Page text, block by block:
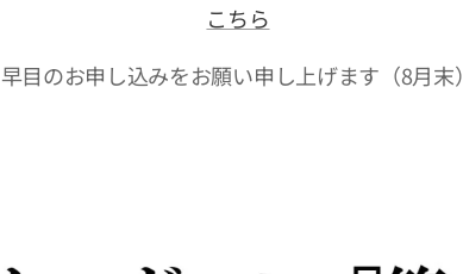
こちら
早目のお申し込みをお願い申し上げます（8月末）